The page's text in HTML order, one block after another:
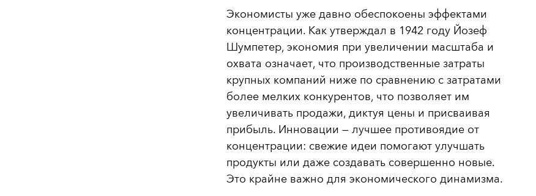
Экономисты уже давно обеспокоены эффектами
концентрации. Как утверждал в 1942 году Йозеф
Шумпетер, экономия при увеличении масштаба и
охвата означает, что производственные затраты
крупных компаний ниже по сравнению с затратами
более мелких конкурентов, что позволяет им
увеличивать продажи, диктуя цены и присваивая
прибыль. Инновации — лучшее противоядие от
концентрации: свежие идеи помогают улучшать
продукты или даже создавать совершенно новые.
Это крайне важно для экономического динамизма.